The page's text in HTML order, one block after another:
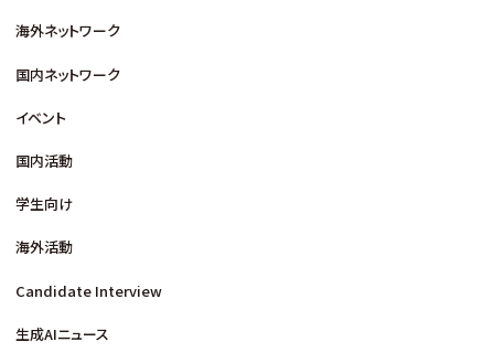
海外ネットワーク
国内ネットワーク
イベント
国内活動
学生向け
海外活動
Candidate Interview
生成AIニュース